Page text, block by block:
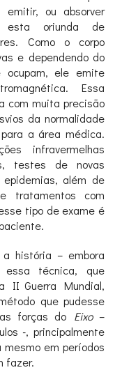
emitir, ou absorver
esta oriunda de
Como o corpo
e dependendo do
ocupam, ele emite
Essa
com muita precisão
da normalidade
a área médica.
infravermelhas
testes de novas
epidemias, além de
tratamentos com
tipo de exame é
história – embora
técnica, que
II Guerra Mundial,
que pudesse
forças doEixo–
-, principalmente
mesmo em períodos
fazer.